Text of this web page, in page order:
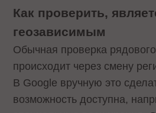
Как проверить,
геозависимым
Обычная проверка
происходит через смену
В Google вручную это
возможность доступна,